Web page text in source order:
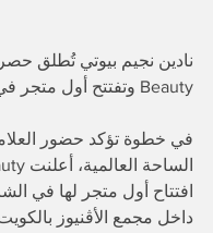
Beauty وتفتتح أول متجر في الشرق الأوسط
في خطوة تؤكد حضور
افتتاح أول متجر لها في
داخل مجمع الأڤنيوز